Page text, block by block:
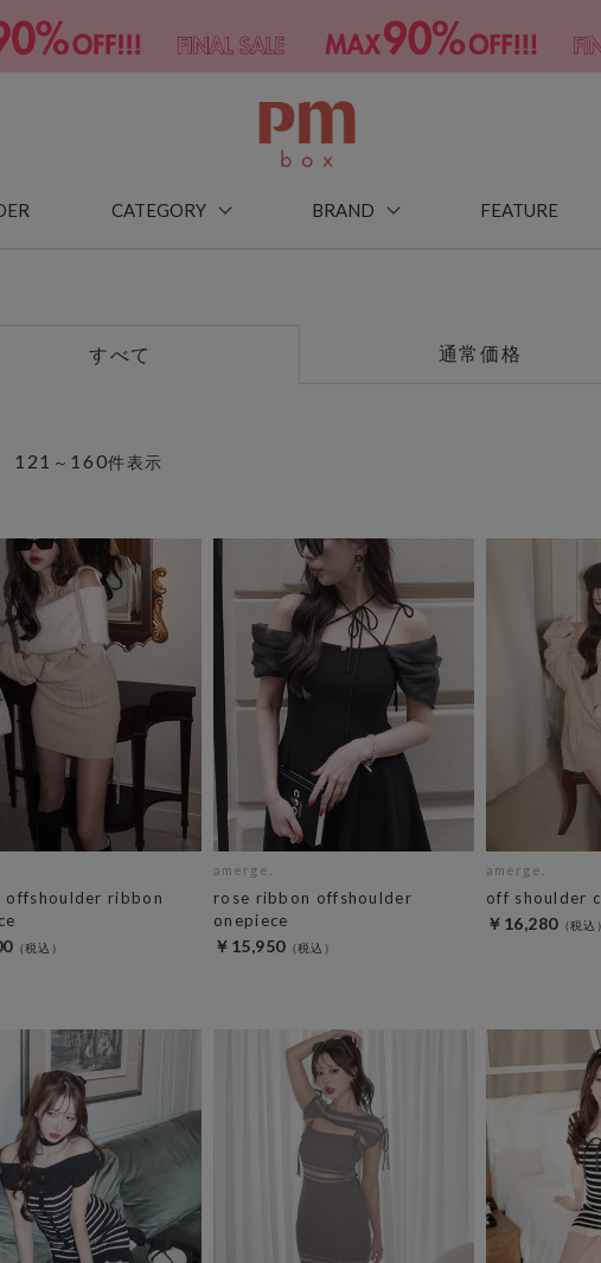
CATEGORY BRAND FEATURE
すべて 通常価格
121 ～ 160件表示
offshoulder ribbon
amerge.
rose ribbon offshoulder
onepiece
￥15,950
amerge.
off shoulder
￥16,280